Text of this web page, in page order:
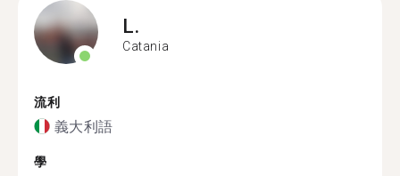
L.
Catania
流利
義大利語
學